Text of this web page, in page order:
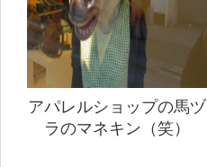
アパレルショップの馬ヅ
ラのマネキン（笑）